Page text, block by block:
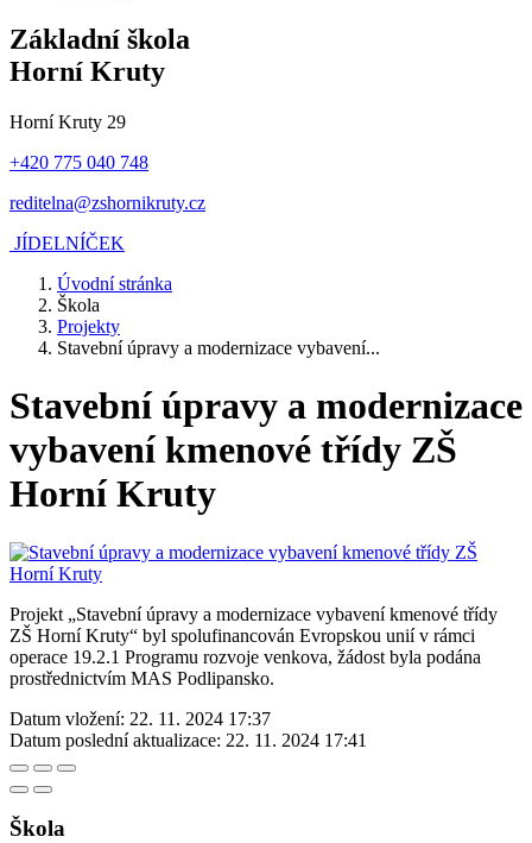
Základní škola
Horní Kruty
Horní Kruty 29
+420 775 040 748
reditelna@zshornikruty.cz
JÍDELNÍČEK
Úvodní stránka
Škola
Projekty
Stavební úpravy a modernizace vybavení...
Stavební úpravy a modernizace
vybavení kmenové třídy ZŠ
Horní Kruty
Projekt „Stavební úpravy a modernizace vybavení kmenové třídy
ZŠ Horní Kruty“ byl spolufinancován Evropskou unií v rámci
operace 19.2.1 Programu rozvoje venkova, žádost byla podána
prostřednictvím MAS Podlipansko.
Datum vložení: 22. 11. 2024 17:37
Datum poslední aktualizace: 22. 11. 2024 17:41
Škola